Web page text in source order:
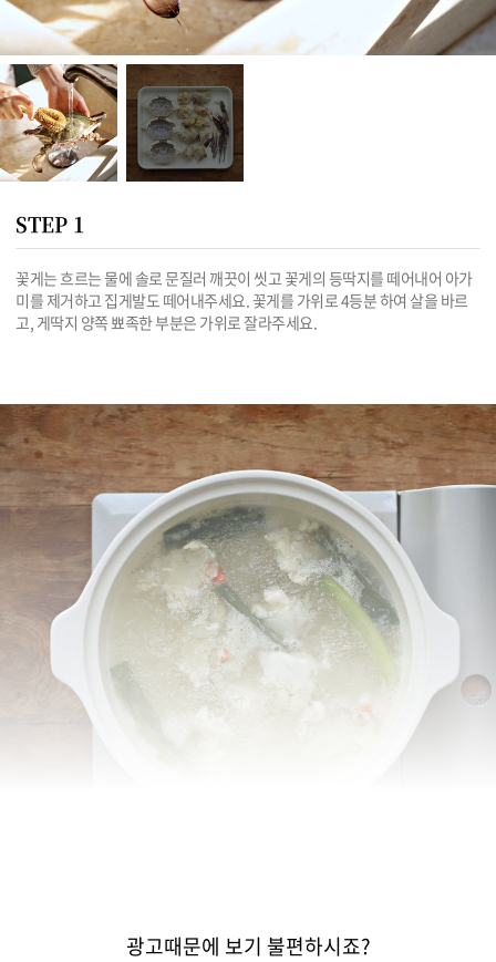
STEP 1
꽃게는 흐르는 물에 솔로 문질러 깨끗이 씻고 꽃게의 등딱지를 떼어내어 아가
미를 제거하고 집게발도 떼어내주세요. 꽃게를 가위로 4등분 하여 살을 바르
고, 게딱지 양쪽 뾰족한 부분은 가위로 잘라주세요.
광고때문에 보기 불편하시죠?